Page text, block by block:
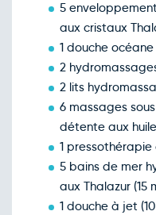
5
aux cristaux
1 douche océane
2
2 lits
6 massages
détente aux
1 pressothérapie
5 bains de mer
aux Thalazur (15
1 douche à jet